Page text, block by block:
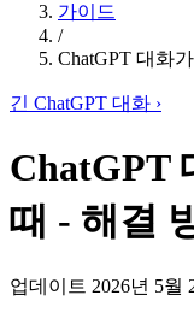
가이드
/
ChatGPT 대화
긴 ChatGPT 대화 ›
ChatGPT
때 - 해결
업데이트 2026년 5월